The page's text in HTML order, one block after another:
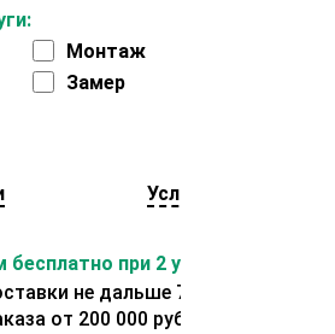
Монтаж
Замер
Условия оплаты
бесплатно при 2 условиях:
не дальше 70 км от склада.
от 200 000 рублей.